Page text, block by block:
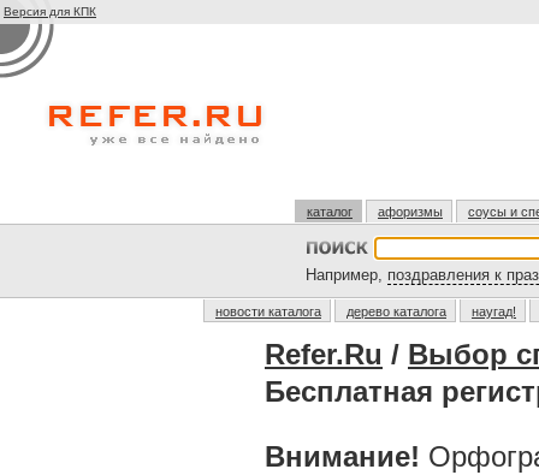
Версия для КПК
каталог афоризмы соусы и
Например, поздравления к
новости каталога дерево каталога наугад!
Refer.Ru / Выбор
Бесплатная
Внимание!